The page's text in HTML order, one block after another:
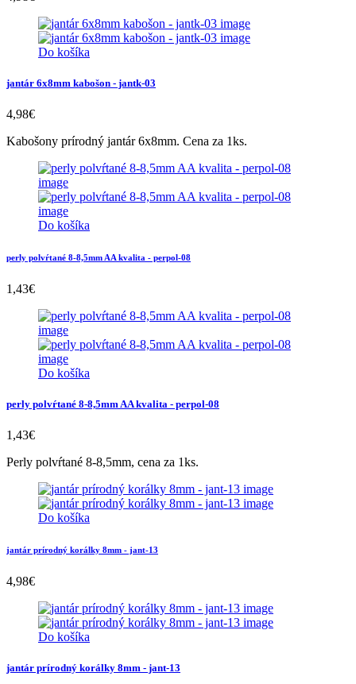
Do košíka
jantár 6x8mm kabošon - jantk-03
4,98€
Kabošony prírodný jantár 6x8mm. Cena za 1ks.
Do košíka
perly polvŕtané 8-8,5mm AA kvalita - perpol-08
1,43€
Do košíka
perly polvŕtané 8-8,5mm AA kvalita - perpol-08
1,43€
Perly polvŕtané 8-8,5mm, cena za 1ks.
Do košíka
jantár prírodný korálky 8mm - jant-13
4,98€
Do košíka
jantár prírodný korálky 8mm - jant-13